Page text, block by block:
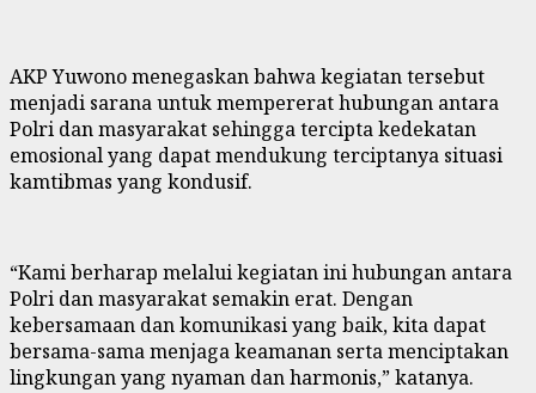
AKP Yuwono menegaskan bahwa kegiatan tersebut
menjadi sarana untuk mempererat hubungan antara
Polri dan masyarakat sehingga tercipta kedekatan
emosional yang dapat mendukung terciptanya situasi
kamtibmas yang kondusif.
“Kami berharap melalui kegiatan ini hubungan antara
Polri dan masyarakat semakin erat. Dengan
kebersamaan dan komunikasi yang baik, kita dapat
bersama-sama menjaga keamanan serta menciptakan
lingkungan yang nyaman dan harmonis,” katanya.